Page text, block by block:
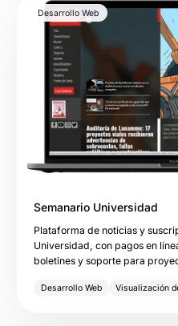
Desarrollo Web
Semanario Universidad
Plataforma de noticias y
Universidad, con pagos en
boletines y soporte para
Desarrollo Web Visualización